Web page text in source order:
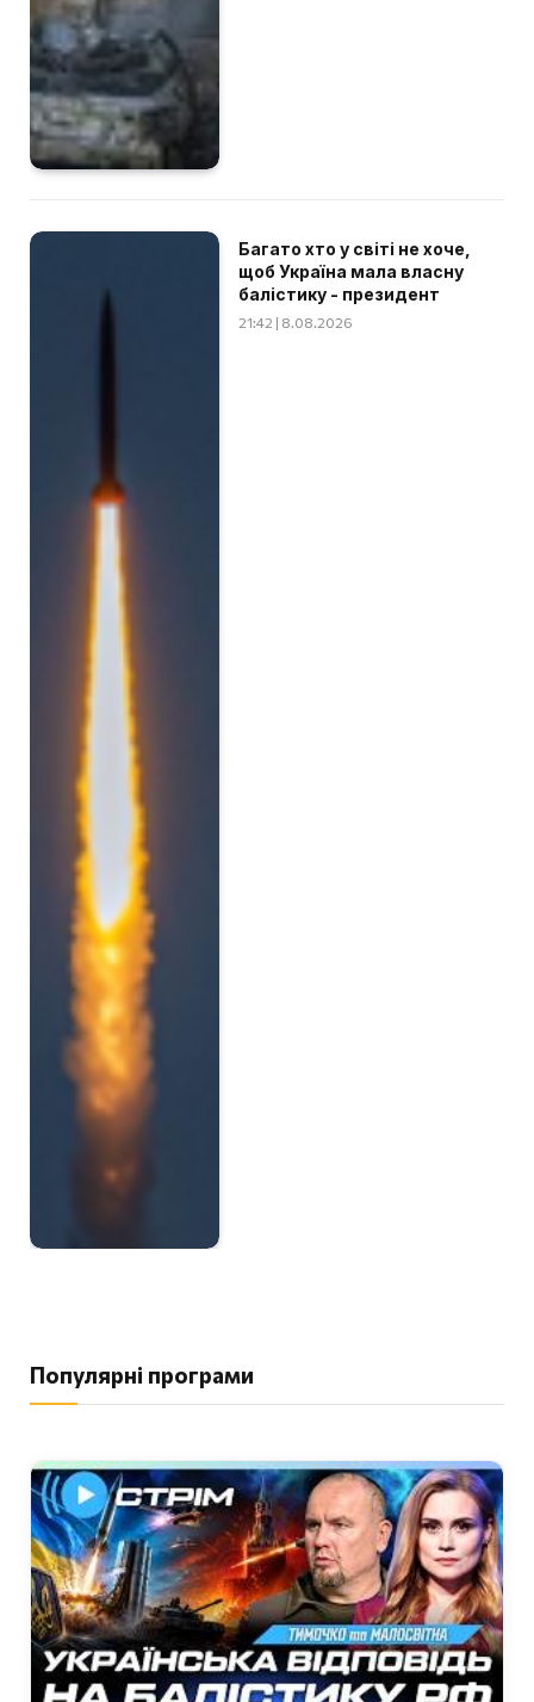
Багато хто у світі не хоче,
щоб Україна мала власну
балістику - президент
21:42 | 8.08.2026
Популярні програми